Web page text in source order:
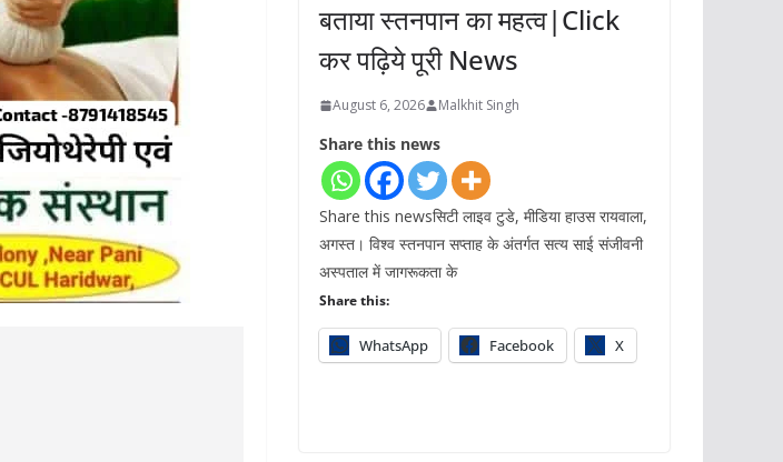
बताया स्तनपान का महत्व|Click
कर पढ़िये पूरी News
August 6, 2026 Malkhit Singh
Share this news
Share this newsसिटी लाइव टुडे, मीडिया हाउस रायवाला,
अगस्त। विश्व स्तनपान सप्ताह के अंतर्गत सत्य साई संजीवनी
अस्पताल में जागरूकता के
Share this:
WhatsApp Facebook X